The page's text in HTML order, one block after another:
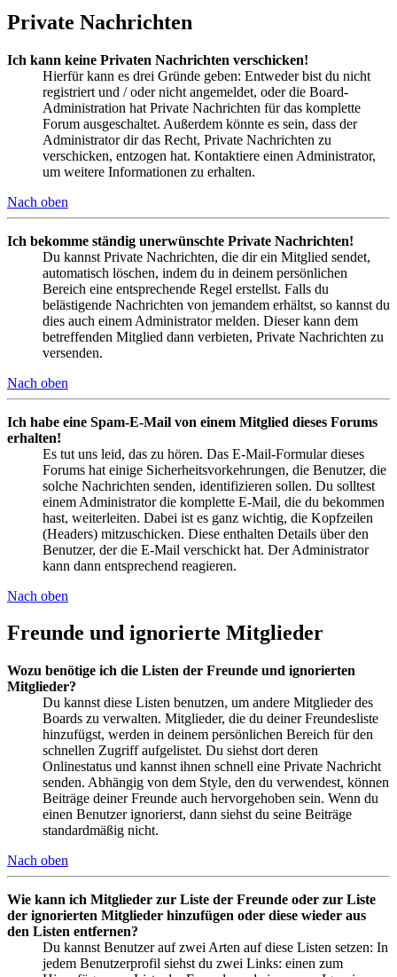
Private Nachrichten
Ich kann keine Privaten Nachrichten verschicken!
Hierfür kann es drei Gründe geben: Entweder bist du nicht
registriert und / oder nicht angemeldet, oder die Board-
Administration hat Private Nachrichten für das komplette
Forum ausgeschaltet. Außerdem könnte es sein, dass der
Administrator dir das Recht, Private Nachrichten zu
verschicken, entzogen hat. Kontaktiere einen Administrator,
um weitere Informationen zu erhalten.
Nach oben
Ich bekomme ständig unerwünschte Private Nachrichten!
Du kannst Private Nachrichten, die dir ein Mitglied sendet,
automatisch löschen, indem du in deinem persönlichen
Bereich eine entsprechende Regel erstellst. Falls du
belästigende Nachrichten von jemandem erhältst, so kannst du
dies auch einem Administrator melden. Dieser kann dem
betreffenden Mitglied dann verbieten, Private Nachrichten zu
versenden.
Nach oben
Ich habe eine Spam-E-Mail von einem Mitglied dieses Forums
erhalten!
Es tut uns leid, das zu hören. Das E-Mail-Formular dieses
Forums hat einige Sicherheitsvorkehrungen, die Benutzer, die
solche Nachrichten senden, identifizieren sollen. Du solltest
einem Administrator die komplette E-Mail, die du bekommen
hast, weiterleiten. Dabei ist es ganz wichtig, die Kopfzeilen
(Headers) mitzuschicken. Diese enthalten Details über den
Benutzer, der die E-Mail verschickt hat. Der Administrator
kann dann entsprechend reagieren.
Nach oben
Freunde und ignorierte Mitglieder
Wozu benötige ich die Listen der Freunde und ignorierten
Mitglieder?
Du kannst diese Listen benutzen, um andere Mitglieder des
Boards zu verwalten. Mitglieder, die du deiner Freundesliste
hinzufügst, werden in deinem persönlichen Bereich für den
schnellen Zugriff aufgelistet. Du siehst dort deren
Onlinestatus und kannst ihnen schnell eine Private Nachricht
senden. Abhängig von dem Style, den du verwendest, können
Beiträge deiner Freunde auch hervorgehoben sein. Wenn du
einen Benutzer ignorierst, dann siehst du seine Beiträge
standardmäßig nicht.
Nach oben
Wie kann ich Mitglieder zur Liste der Freunde oder zur Liste
der ignorierten Mitglieder hinzufügen oder diese wieder aus
den Listen entfernen?
Du kannst Benutzer auf zwei Arten auf diese Listen setzen: In
jedem Benutzerprofil siehst du zwei Links: einen zum